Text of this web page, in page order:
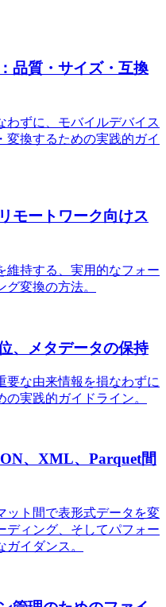
品質・サイズ・互換
わずに、モバイルデバイス
変換するための実践的ガイ
モートワーク向けス
維持する、実用的なフォー
変換の方法。
、メタデータの保持
要な由来情報を損なわずに
実践的ガイドライン。
、XML、Parquet間
ット間で表形式データを変
ディング、そしてパフォー
イダンス。